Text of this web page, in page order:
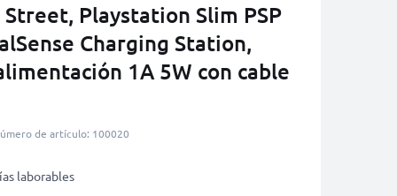
Street, Playstation Slim PSP
Charging Station,
1A 5W con cable
de artículo: 100020
laborables